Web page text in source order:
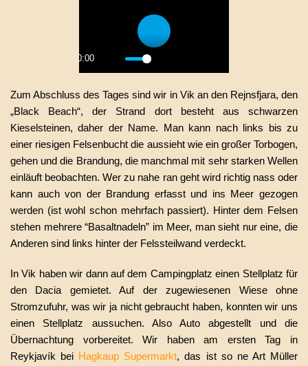
00:00
Mute Settings
PIP
Enter
fullscreen
Play
Zum Abschluss des Tages sind wir in Vik an den Rejnsfjara, den
„Black Beach“, der Strand dort besteht aus schwarzen
Kieselsteinen, daher der Name. Man kann nach links bis zu
einer riesigen Felsenbucht die aussieht wie ein großer Torbogen,
gehen und die Brandung, die manchmal mit sehr starken Wellen
einläuft beobachten. Wer zu nahe ran geht wird richtig nass oder
kann auch von der Brandung erfasst und ins Meer gezogen
werden (ist wohl schon mehrfach passiert). Hinter dem Felsen
stehen mehrere “Basaltnadeln” im Meer, man sieht nur eine, die
Anderen sind links hinter der Felssteilwand verdeckt.
In Vik haben wir dann auf dem Campingplatz einen Stellplatz für
den Dacia gemietet. Auf der zugewiesenen Wiese ohne
Stromzufuhr, was wir ja nicht gebraucht haben, konnten wir uns
einen Stellplatz aussuchen. Also Auto abgestellt und die
Übernachtung vorbereitet. Wir haben am ersten Tag in
Reykjavík bei Hagkaup Supermarkt, das ist so ne Art Müller